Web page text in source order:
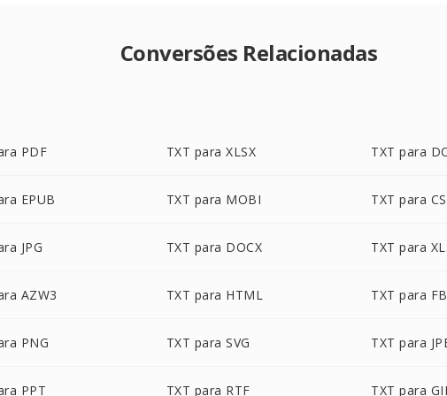
Conversões Relacionadas
PDF TXT para XLSX TXT para
EPUB TXT para MOBI TXT para
JPG TXT para DOCX TXT para
AZW3 TXT para HTML TXT para
PNG TXT para SVG TXT para
PPT TXT para RTF TXT para